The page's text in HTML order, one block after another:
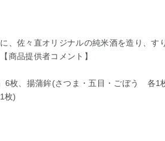
、佐々直オリジナルの純米酒を造り、す
商品提供者コメント】
6枚、揚蒲鉾(さつま・五目・ごぼう 各1
枚)